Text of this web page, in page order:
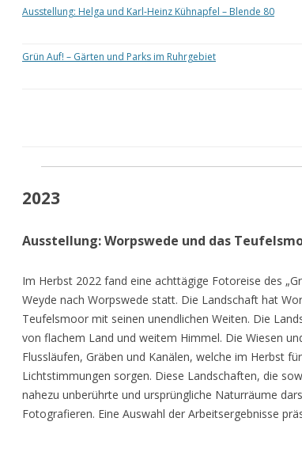
Ausstellung: Helga und Karl-Heinz Kühnapfel – Blende 80
Grün Auf! – Gärten und Parks im Ruhrgebiet
2023
Ausstellung: Worpswede und das
Im Herbst 2022 fand eine achttägige Fotoreise des
Weyde nach Worpswede statt. Die Landschaft hat
Teufelsmoor mit seinen unendlichen Weiten. Die
von flachem Land und weitem Himmel. Die Wiesen
Flussläufen, Gräben und Kanälen, welche im Herbst
Lichtstimmungen sorgen. Diese Landschaften, die
nahezu unberührte und ursprüngliche Naturräume
Fotografieren. Eine Auswahl der Arbeitsergebnisse